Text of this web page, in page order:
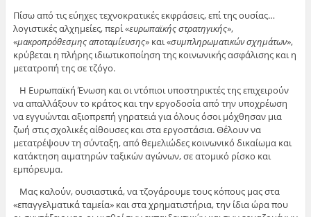
Πίσω από τις εύηχες τεχνοκρατικές εκφράσεις, επί της ουσίας…
λογιστικές αλχημείες, περί «ευρωπαϊκής στρατηγικής»,
«μακροπρόθεσμης αποταμίευσης» και «συμπληρωματικών σχημάτων»,
κρύβεται η πλήρης ιδιωτικοποίηση της κοινωνικής ασφάλισης και η
μετατροπή της σε τζόγο.
Η Ευρωπαϊκή Ένωση και οι ντόπιοι υποστηρικτές της επιχειρούν
να απαλλάξουν το κράτος και την εργοδοσία από την υποχρέωση
να εγγυώνται αξιοπρεπή γηρατειά για όλους όσοι μόχθησαν μια
ζωή στις σχολικές αίθουσες και στα εργοστάσια. Θέλουν να
μετατρέψουν τη σύνταξη, από θεμελιώδες κοινωνικό δικαίωμα και
κατάκτηση αιματηρών ταξικών αγώνων, σε ατομικό ρίσκο και
εμπόρευμα.
Μας καλούν, ουσιαστικά, να τζογάρουμε τους κόπους μας στα
«επαγγελματικά ταμεία» και στα χρηματιστήρια, την ίδια ώρα που